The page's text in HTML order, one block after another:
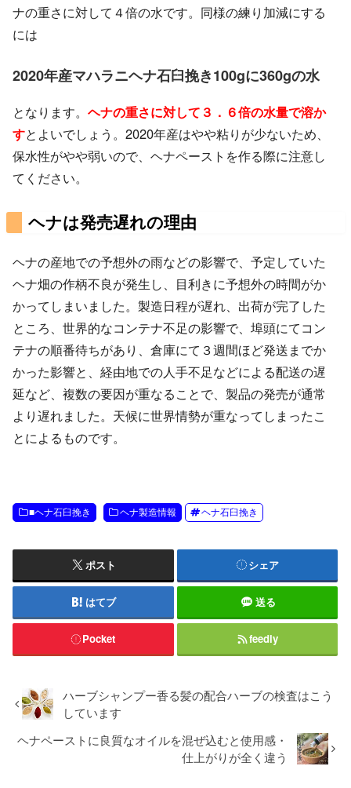
ナの重さに対して４倍の水です。同様の練り加減にする
には
2020年産マハラニヘナ石臼挽き100gに360gの水
となります。ヘナの重さに対して３．６倍の水量で溶か
すとよいでしょう。2020年産はやや粘りが少ないため、
保水性がやや弱いので、ヘナペーストを作る際に注意し
てください。
ヘナは発売遅れの理由
ヘナの産地での予想外の雨などの影響で、予定していた
ヘナ畑の作柄不良が発生し、目利きに予想外の時間がか
かってしまいました。製造日程が遅れ、出荷が完了した
ところ、世界的なコンテナ不足の影響で、埠頭にてコン
テナの順番待ちがあり、倉庫にて３週間ほど発送までか
かった影響と、経由地での人手不足などによる配送の遅
延など、複数の要因が重なることで、製品の発売が通常
より遅れました。天候に世界情勢が重なってしまったこ
とによるものです。
■ヘナ石臼挽き ヘナ製造情報 ヘナ石臼挽き
ポスト シェア
はてブ 送る
Pocket feedly
ハーブシャンプー香る髪の配合ハーブの検査はこう
しています
ヘナペーストに良質なオイルを混ぜ込むと使用感・
仕上がりが全く違う